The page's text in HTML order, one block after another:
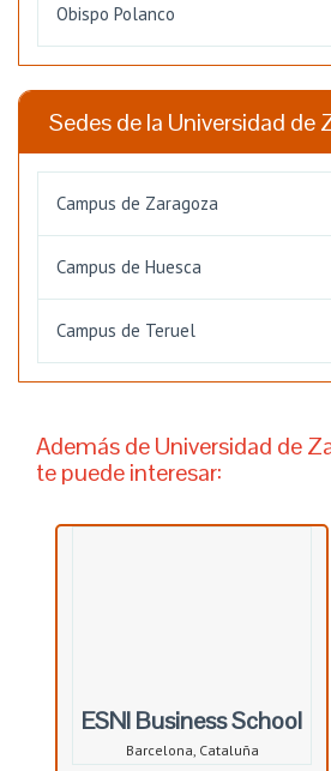
Obispo Polanco
Sedes de la Universidad de
Campus de Zaragoza
Campus de Huesca
Campus de Teruel
Además de Universidad de
te puede interesar:
ESNI Business School
Barcelona, Cataluña